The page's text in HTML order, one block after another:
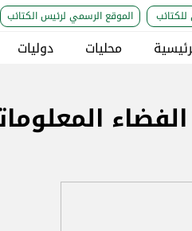
الموقع الرسمي لرئيس الكتائب
محليات دوليات